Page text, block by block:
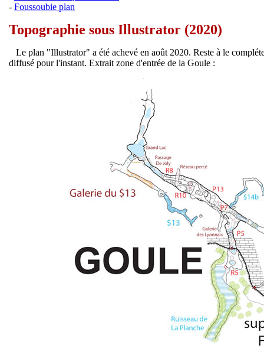
- Foussoubie plan
Topographie sous Illustrator (2020)
Le plan "Illustrator" a été achevé en août 2020. Reste à le
diffusé pour l'instant. Extrait zone d'entrée de la Goule :